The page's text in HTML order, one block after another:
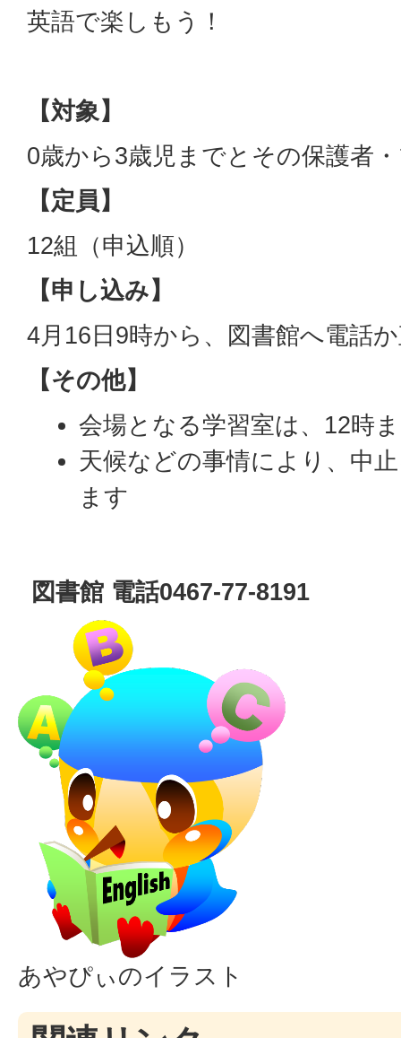
英語で楽しもう！
【対象】
0歳から3歳児までとその保護者
【定員】
12組（申込順）
【申し込み】
4月16日9時から、図書館へ電話
【その他】
会場となる学習室は、12時
天候などの事情により、中
ます
図書館 電話0467-77-8191
あやぴぃのイラスト